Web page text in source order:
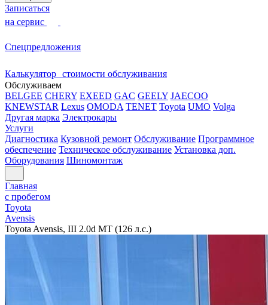
Записаться
на сервис
Спецпредложения
Калькулятор стоимости обслуживания
Обслуживаем
BELGEE CHERY EXEED GAC GEELY JAECOO
KNEWSTAR Lexus OMODA TENET Toyota UMO Volga
Другая марка Электрокары
Услуги
Диагностика Кузовной ремонт Обслуживание Программное
обеспечение Техническое обслуживание Установка доп.
Оборудования Шиномонтаж
Главная
с пробегом
Toyota
Avensis
Toyota Avensis, III 2.0d MT (126 л.с.)